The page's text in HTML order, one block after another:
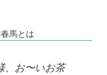
馬とは
、お〜いお茶